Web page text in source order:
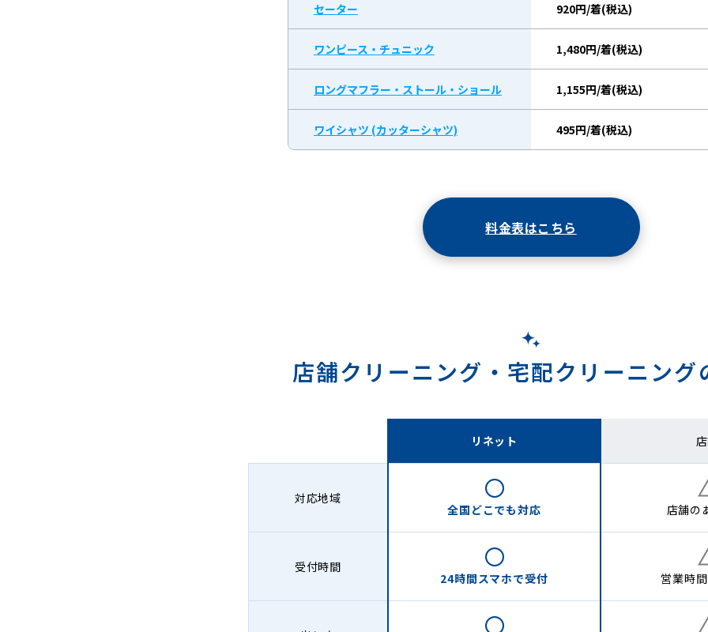
セーター 920円/着(税込)
ワンピース・チュニック 1,480円/着(税込)
ロングマフラー・ストール・ショール 1,155円/着(税込)
ワイシャツ (カッターシャツ) 495円/着(税込)
料金表はこちら
店舗クリーニング・ 宅配クリーニング
リネット
対応地域
全国どこでも対応 店舗の
受付時間
24時間スマホで受付 営業時